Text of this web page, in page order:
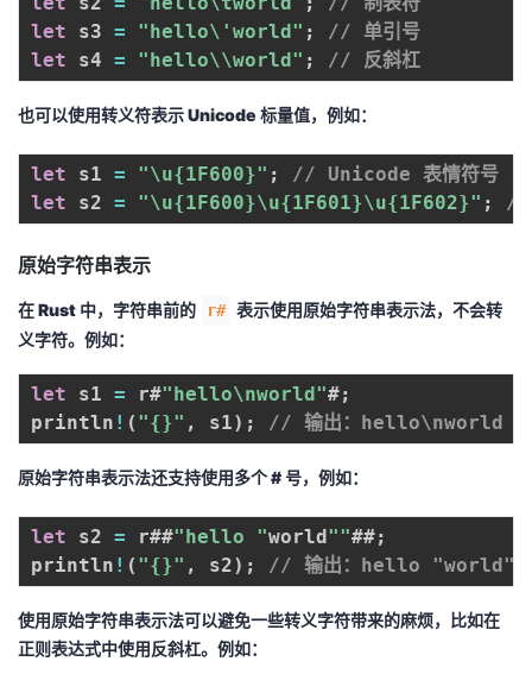
let s3 = "hello\'world" ;
// 单引号
let s4 = "hello\\world" ; // 反斜杠
也可以使用转义符表示 Unicode 标量值，例如：
let s1 = "\u{1F600}" ;
// Unicode 表情符号
let s2 = "\u{1F600}\u{1F601}\u{1F602}" ; //
原始字符串表示
在 Rust 中，字符串前的 r# 表示使用原始字符串表示法，不会转
义字符。例如：
let s1 = r#"hello\nworld"#;
println ! ( "{}" , s1) ; // 输出：hello\nworld
原始字符串表示法还支持使用多个 # 号，例如：
let s2 = r##"hello "world""##;
println ! ( "{}" , s2) ; // 输出：hello "world"
使用原始字符串表示法可以避免一些转义字符带来的麻烦，比如在
正则表达式中使用反斜杠。例如：